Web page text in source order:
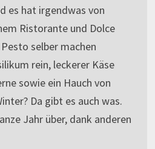
es hat irgendwas von
Ristorante und Dolce
selber machen
rein, leckerer Käse
sowie ein Hauch von
Da gibt es auch was.
Jahr über, dank anderen